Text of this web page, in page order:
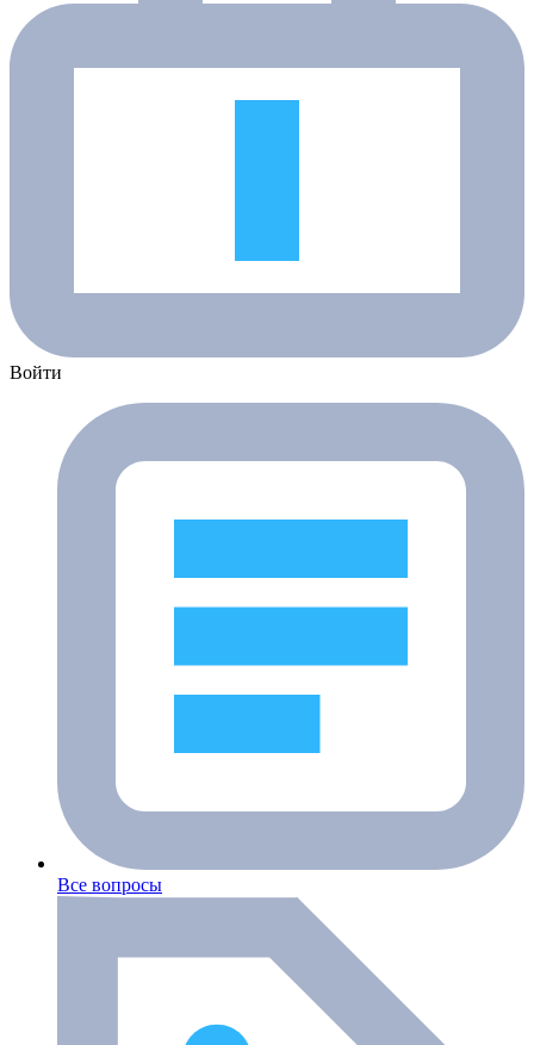
Войти
Все вопросы